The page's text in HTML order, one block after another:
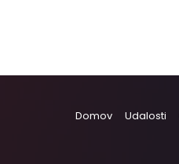
Domov Udalosti